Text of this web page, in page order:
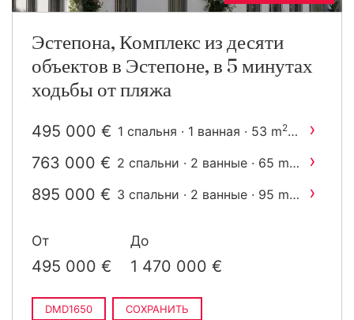
Эстепона, Комплекс из десяти
объектов в Эстепоне, в 5 минутах
ходьбы от пляжа
495 000 € 1 спальня · 1 ванная · 53 m2 ›
763 000 € 2 спальни · 2 ванные · 65 m ›
895 000 € 3 спальни · 2 ванные · 95 m ›
m2построен
От
495 000 €
До
1 470 000 €
DMD1650 СОХРАНИТЬ